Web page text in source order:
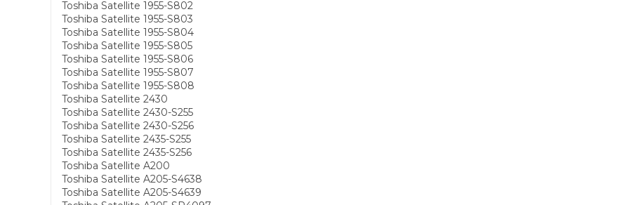
Toshiba Satellite 1955-S802
Toshiba Satellite 1955-S803
Toshiba Satellite 1955-S804
Toshiba Satellite 1955-S805
Toshiba Satellite 1955-S806
Toshiba Satellite 1955-S807
Toshiba Satellite 1955-S808
Toshiba Satellite 2430
Toshiba Satellite 2430-S255
Toshiba Satellite 2430-S256
Toshiba Satellite 2435-S255
Toshiba Satellite 2435-S256
Toshiba Satellite A200
Toshiba Satellite A205-S4638
Toshiba Satellite A205-S4639